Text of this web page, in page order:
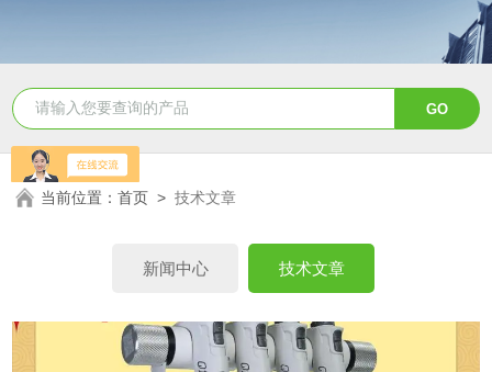
当前位置：首页 >技术文章
新闻中心 技术文章